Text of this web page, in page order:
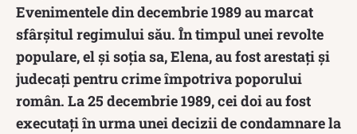
Evenimentele din decembrie 1989 au marcat
sfârșitul regimului său. În timpul unei revolte
populare, el și soția sa, Elena, au fost arestați și
judecați pentru crime împotriva poporului
român. La 25 decembrie 1989, cei doi au fost
executați în urma unei decizii de condamnare la